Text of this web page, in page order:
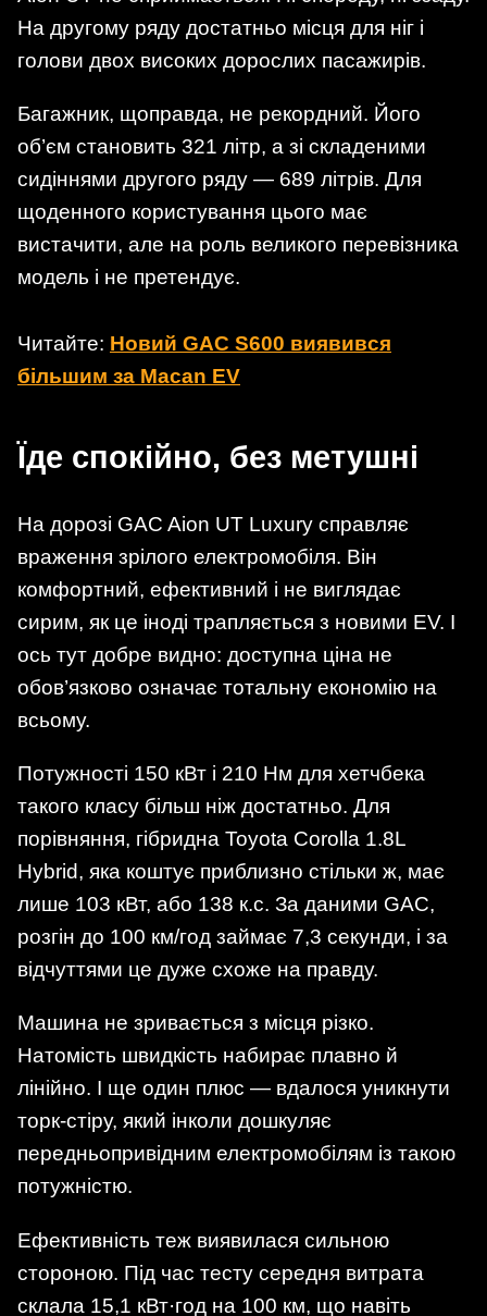
На другому ряду достатньо місця для ніг і
голови двох високих дорослих пасажирів.
Багажник, щоправда, не рекордний. Його
об’єм становить 321 літр, а зі складеними
сидіннями другого ряду — 689 літрів. Для
щоденного користування цього має
вистачити, але на роль великого перевізника
модель і не претендує.
Читайте: Новий GAC S600 виявився
більшим за Macan EV
Їде спокійно, без метушні
На дорозі GAC Aion UT Luxury справляє
враження зрілого електромобіля. Він
комфортний, ефективний і не виглядає
сирим, як це іноді трапляється з новими EV. І
ось тут добре видно: доступна ціна не
обов’язково означає тотальну економію на
всьому.
Потужності 150 кВт і 210 Нм для хетчбека
такого класу більш ніж достатньо. Для
порівняння, гібридна Toyota Corolla 1.8L
Hybrid, яка коштує приблизно стільки ж, має
лише 103 кВт, або 138 к.с. За даними GAC,
розгін до 100 км/год займає 7,3 секунди, і за
відчуттями це дуже схоже на правду.
Машина не зривається з місця різко.
Натомість швидкість набирає плавно й
лінійно. І ще один плюс — вдалося уникнути
торк-стіру, який інколи дошкуляє
передньопривідним електромобілям із такою
потужністю.
Ефективність теж виявилася сильною
стороною. Під час тесту середня витрата
склала 15,1 кВт·год на 100 км, що навіть